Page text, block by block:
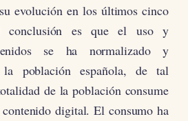
evolución en los últimos cinco
conclusión es que el uso y
se ha normalizado y
la población española, de tal
de la población consume
digital. El consumo ha